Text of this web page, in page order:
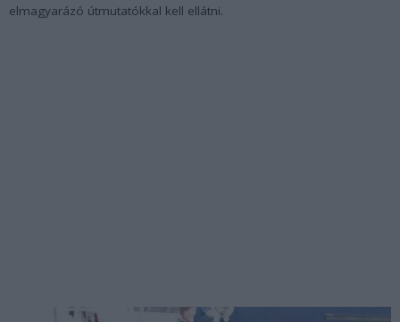
elmagyarázó útmutatókkal kell ellátni.